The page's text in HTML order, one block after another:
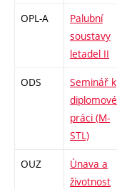
OPL-A
Palubní
soustavy
letadel II
ODS
Seminář k
diplomové
práci (M-
STL)
OUZ
Únava a
životnost